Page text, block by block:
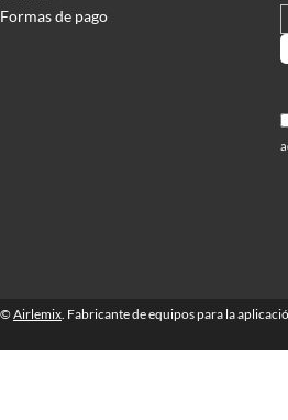
Formas de pago
© Airlemix. Fabricante de equipos para la